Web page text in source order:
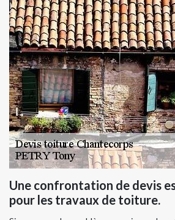
Une confrontation de devis
pour les travaux de toiture.